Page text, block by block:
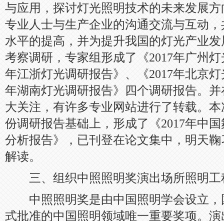
与应用，探讨灯光照明技术的未来发展
专业人士与生产企业的沟通交流与互动
水平的提高，并为提升我国的灯光产业
考察调研，专家组形成了《2017年广州
年江浙灯光调研报告》、《2017年北京
年湖南灯光调研报告》四个调研报告。
大关注，有许多专业网站进行了转载。
份调研报告基础上，形成了《2017年中
分析报告》，已刊登在论文集中，明天
解读。
三、组织中照照明奖演出场所照明工
中照照明奖是由中国照明学会设立，
式批准的中国照明领域唯一重要奖项。